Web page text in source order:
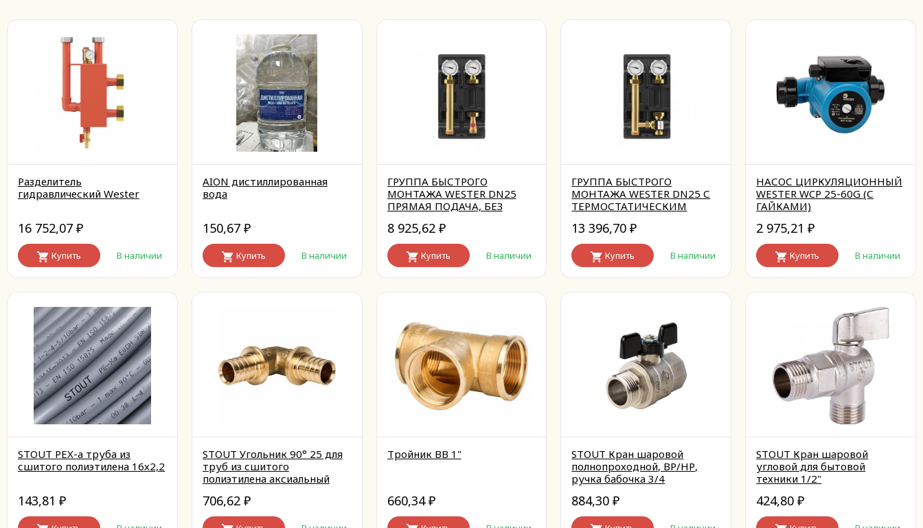
Разделитель
гидравлический Wester
16 752,07 ₽
Купить В наличии
AION дистиллированная
вода
150,67 ₽
Купить В наличии
ГРУППА БЫСТРОГО
МОНТАЖА WESTER DN25
ПРЯМАЯ ПОДАЧА, БЕЗ
8 925,62 ₽
Купить В наличии
ГРУППА БЫСТРОГО
МОНТАЖА WESTER DN25 С
ТЕРМОСТАТИЧЕСКИМ
13 396,70₽
Купить В наличии
НАСОС ЦИРКУЛЯЦИОННЫЙ
WESTER WCP 25-60G (С
ГАЙКАМИ)
2 975,21₽
Купить В наличии
STOUT PEX-a труба из
сшитого полиэтилена 16х2,2
143,81 ₽
STOUT Угольник 90° 25 для
труб из сшитого
полиэтилена аксиальный
706,62 ₽
Тройник ВВ 1"
660,34 ₽
STOUT Кран шаровой
полнопроходной, ВР/НР,
ручка бабочка 3/4
884,30₽
STOUT Кран шаровой
угловой для бытовой
техники 1/2"
424,80₽